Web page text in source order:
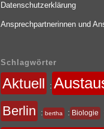
Datenschutzerklärung
Ansprechpartnerinnen und
Schlagwörter
Aktuell :
Berlin : bertha : Biologie